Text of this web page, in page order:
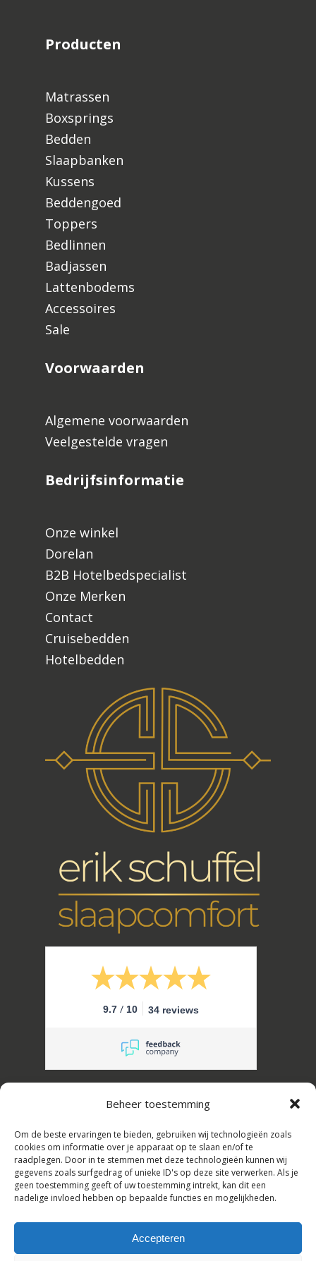
Beheer toestemming
Om de beste ervaringen te bieden, gebruiken wij technologieën zoals
cookies om informatie over je apparaat op te slaan en/of te
raadplegen. Door in te stemmen met deze technologieën kunnen wij
gegevens zoals surfgedrag of unieke ID's op deze site verwerken. Als je
geen toestemming geeft of uw toestemming intrekt, kan dit een
nadelige invloed hebben op bepaalde functies en mogelijkheden.
Accepteren
Subtotaal: €0,00
Producten
Matrassen
Boxsprings
Bedden
Slaapbanken
Kussens
Beddengoed
Toppers
Bedlinnen
Badjassen
Lattenbodems
Accessoires
Sale
Voorwaarden
Algemene voorwaarden
Veelgestelde vragen
Bedrijfsinformatie
Onze winkel
Dorelan
B2B Hotelbedspecialist
Onze Merken
Contact
Cruisebedden
Hotelbedden
9.7 / 10 34 reviews
Erik Schuffel Slaapcomfort B.V.
Tel: +31(0)252-728108,
E-mail: info@erikschuffel.nl
KVK:82803730, BTW: NL862609720B01